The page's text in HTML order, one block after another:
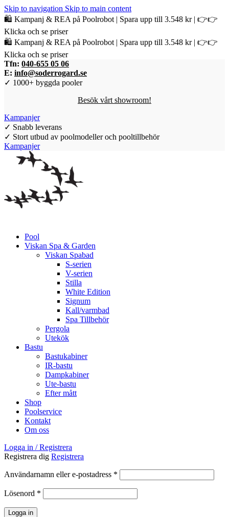
Skip to navigation Skip to main content
🛍️ Kampanj & REA på Poolrobot | Spara upp till 3.548 kr | 👉👉
Klicka och se priser
🛍️ Kampanj & REA på Poolrobot | Spara upp till 3.548 kr | 👉👉
Klicka och se priser
Tfn: 040-655 05 06
E: info@soderrogard.se
✓ 1000+ byggda pooler
Besök vårt showroom!
Kampanjer
✓ Snabb leverans
✓ Stort utbud av poolmodeller och pooltillbehör
Kampanjer
Pool
Viskan Spa & Garden
Viskan Spabad
S-serien
V-serien
Stilla
White Edition
Signum
Kall/varmbad
Spa Tillbehör
Pergola
Utekök
Bastu
Bastukabiner
IR-bastu
Dampkabiner
Ute-bastu
Efter mått
Shop
Poolservice
Kontakt
Om oss
Logga in / Registrera
Registrera dig Registrera
Användarnamn eller e-postadress *
Lösenord *
Logga in